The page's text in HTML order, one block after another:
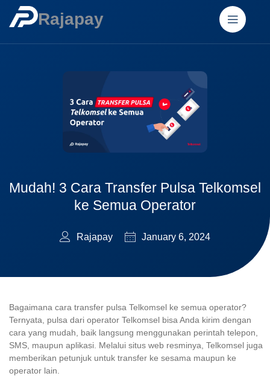
Rajapay
Mudah! 3 Cara Transfer Pulsa Telkomsel
ke Semua Operator
Rajapay January 6, 2024
Bagaimana cara transfer pulsa Telkomsel ke semua operator?
Ternyata, pulsa dari operator Telkomsel bisa Anda kirim dengan
cara yang mudah, baik langsung menggunakan perintah telepon,
SMS, maupun aplikasi. Melalui situs web resminya, Telkomsel juga
memberikan petunjuk untuk transfer ke sesama maupun ke
operator lain.